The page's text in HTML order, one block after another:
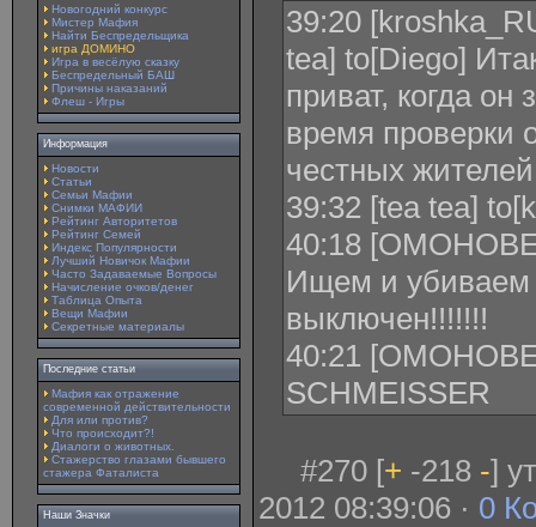
Новогодний конкурс
Мистер Мафия
Найти Беспредельщика
игра ДОМИНО
Игра в весёлую сказку
Беспредельный БАШ
Причины наказаний
Флеш - Игры
Информация
Новости
Статьи
Семьи Мафии
Снимки МАФИИ
Рейтинг Авторитетов
Рейтинг Семей
Индекс Популярности
Лучший Новичок Мафии
Часто Задаваемые Вопросы
Начисление очков/денег
Таблица Опыта
Вещи Мафии
Секретные материалы
Последние статьи
Мафия как отражение
современной действительности
Для или против?
Что происходит?!
Диалоги о животных.
Стажерство глазами бывшего
стажера Фаталиста
Наши Значки
39:20
tea] to[Diego]
приват, когда он
время проверки
честных
39:32 [tea tea]
40:18
Ищем и
выключен!!!!!!!
40:21
SCHMEISSER
#270 [+ -218 -]
2012 08:39:06 · 0